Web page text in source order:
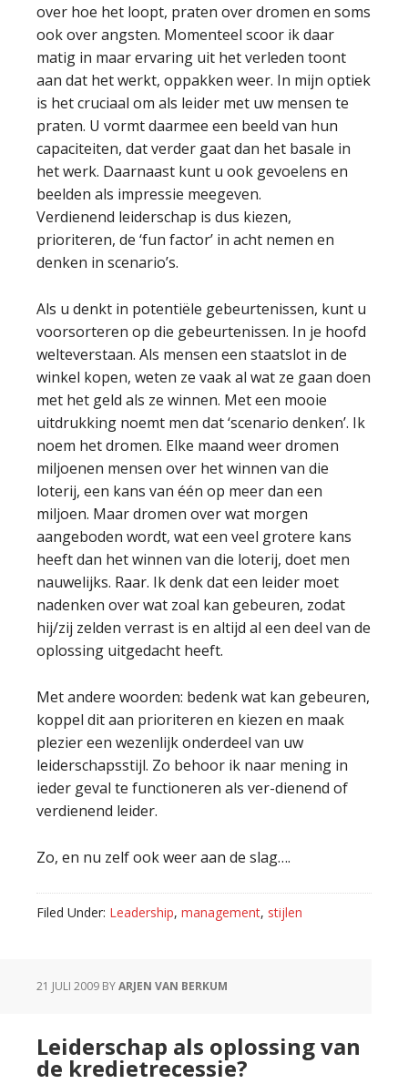
over hoe het loopt, praten over dromen en soms
ook over angsten. Momenteel scoor ik daar
matig in maar ervaring uit het verleden toont
aan dat het werkt, oppakken weer. In mijn optiek
is het cruciaal om als leider met uw mensen te
praten. U vormt daarmee een beeld van hun
capaciteiten, dat verder gaat dan het basale in
het werk. Daarnaast kunt u ook gevoelens en
beelden als impressie meegeven.
Verdienend leiderschap is dus kiezen,
prioriteren, de ‘fun factor’ in acht nemen en
denken in scenario’s.
Als u denkt in potentiële gebeurtenissen, kunt u
voorsorteren op die gebeurtenissen. In je hoofd
welteverstaan. Als mensen een staatslot in de
winkel kopen, weten ze vaak al wat ze gaan doen
met het geld als ze winnen. Met een mooie
uitdrukking noemt men dat ‘scenario denken’. Ik
noem het dromen. Elke maand weer dromen
miljoenen mensen over het winnen van die
loterij, een kans van één op meer dan een
miljoen. Maar dromen over wat morgen
aangeboden wordt, wat een veel grotere kans
heeft dan het winnen van die loterij, doet men
nauwelijks. Raar. Ik denk dat een leider moet
nadenken over wat zoal kan gebeuren, zodat
hij/zij zelden verrast is en altijd al een deel van de
oplossing uitgedacht heeft.
Met andere woorden: bedenk wat kan gebeuren,
koppel dit aan prioriteren en kiezen en maak
plezier een wezenlijk onderdeel van uw
leiderschapsstijl. Zo behoor ik naar mening in
ieder geval te functioneren als ver-dienend of
verdienend leider.
Zo, en nu zelf ook weer aan de slag….
Filed Under: Leadership, management, stijlen
21 JULI 2009 BYARJEN VAN BERKUM
Leiderschap als oplossing van
de kredietrecessie?